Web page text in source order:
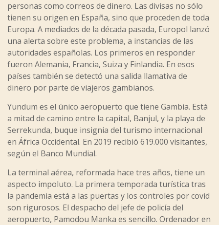
personas como correos de dinero. Las divisas no sólo
tienen su origen en España, sino que proceden de toda
Europa. A mediados de la década pasada, Europol lanzó
una alerta sobre este problema, a instancias de las
autoridades españolas. Los primeros en responder
fueron Alemania, Francia, Suiza y Finlandia. En esos
países también se detectó una salida llamativa de
dinero por parte de viajeros gambianos.
Yundum es el único aeropuerto que tiene Gambia. Está
a mitad de camino entre la capital, Banjul, y la playa de
Serrekunda, buque insignia del turismo internacional
en África Occidental. En 2019 recibió 619.000 visitantes,
según el Banco Mundial.
La terminal aérea, reformada hace tres años, tiene un
aspecto impoluto. La primera temporada turística tras
la pandemia está a las puertas y los controles por covid
son rigurosos. El despacho del jefe de policía del
aeropuerto, Pamodou Manka es sencillo. Ordenador en